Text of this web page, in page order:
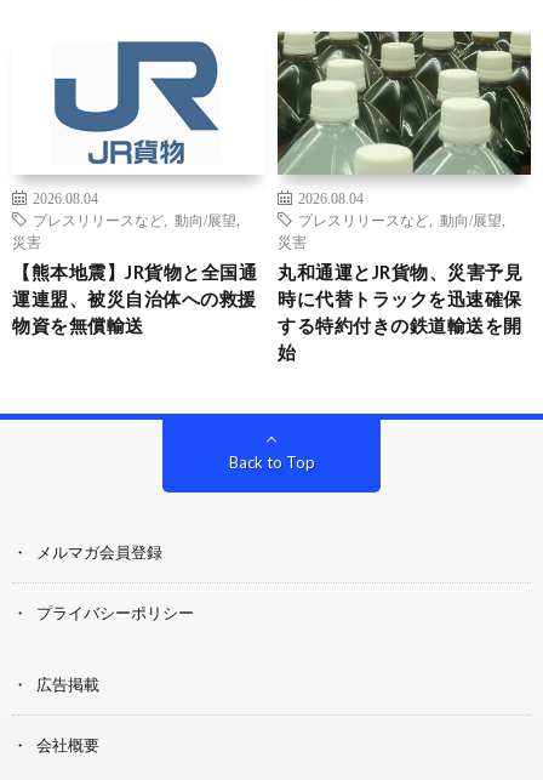
2026.08.04
プレスリリースなど
動向/展望
災害
【熊本地震】JR貨物と全国通
運連盟、被災自治体への救援
物資を無償輸送
2026.08.04
プレスリリースなど
動向/展望
災害
丸和通運とJR貨物、災害予見
時に代替トラックを迅速確保
する特約付きの鉄道輸送を開
始
Back to Top
メルマガ会員登録
プライバシーポリシー
広告掲載
会社概要